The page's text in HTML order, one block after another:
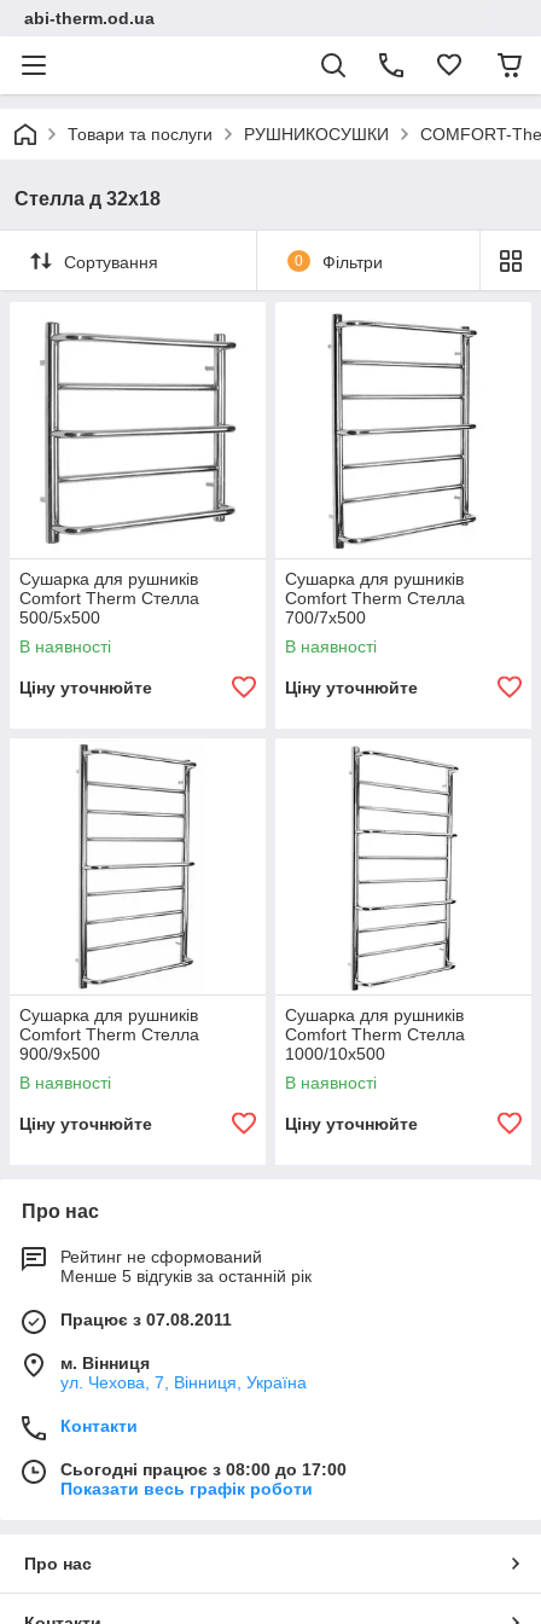
abi-therm.od.ua
Товари та послуги РУШНИКОСУШКИ COMFORT-
Стелла д 32х18
Сортування 0 Фільтри
Сушарка для рушників
Comfort Therm Стелла
500/5х500
В наявності
Ціну уточнюйте
Сушарка для рушників
Comfort Therm Стелла
700/7х500
В наявності
Ціну уточнюйте
Сушарка для рушників
Comfort Therm Стелла
900/9х500
В наявності
Ціну уточнюйте
Сушарка для рушників
Comfort Therm Стелла
1000/10х500
В наявності
Ціну уточнюйте
Про нас
Рейтинг не сформований
Менше 5 відгуків за останній рік
Працює з 07.08.2011
м. Вінниця
ул. Чехова, 7, Вінниця, Україна
Контакти
Сьогодні працює з 08:00 до 17:00
Показати весь графік роботи
Про нас